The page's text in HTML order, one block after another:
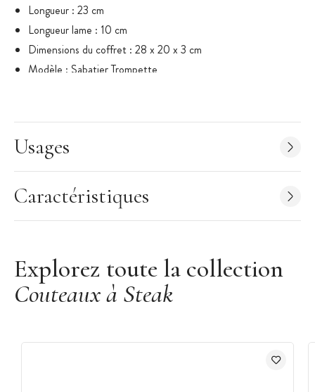
Longueur : 23 cm
Longueur lame : 10 cm
Dimensions du coffret : 28 x 20 x 3 cm
Modèle : Sabatier Trompette
Usages
Caractéristiques
Explorez toute la collection
Couteaux à Steak